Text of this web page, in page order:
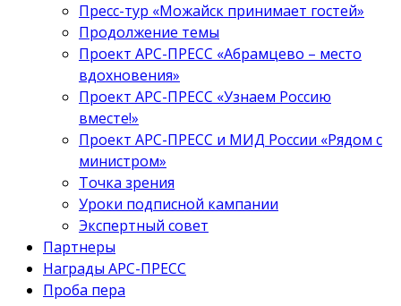
Пресс-тур «Можайск принимает гостей»
Продолжение темы
Проект АРС-ПРЕСС «Абрамцево – место
вдохновения»
Проект АРС-ПРЕСС «Узнаем Россию
вместе!»
Проект АРС-ПРЕСС и МИД России «Рядом с
министром»
Точка зрения
Уроки подписной кампании
Экспертный совет
Партнеры
Награды АРС-ПРЕСС
Проба пера